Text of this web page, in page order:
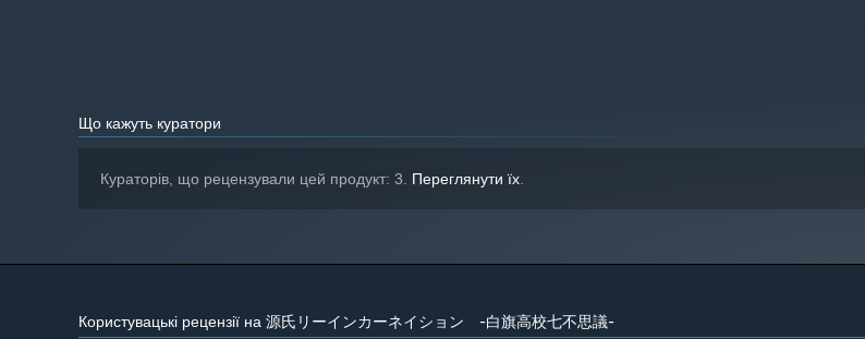
Що кажуть куратори
Кураторів, що рецензували цей продукт: 3. Переглянути їх
Користувацькі рецензії на 源氏リーインカーネイション -白旗高校七不思議-